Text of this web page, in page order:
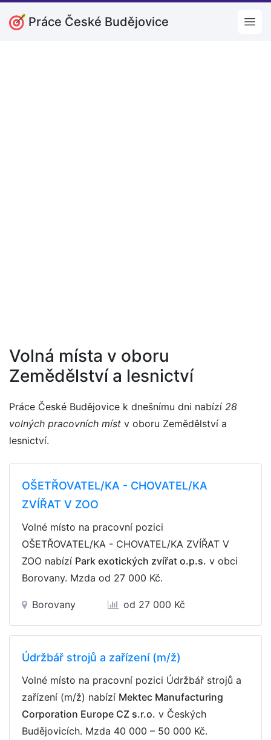
Práce České Budějovice
Volná místa v oboru
Zemědělství a lesnictví
Práce České Budějovice k dnešnímu dni nabízí 28
volných pracovních míst v oboru Zemědělství a
lesnictví.
OŠETŘOVATEL/KA - CHOVATEL/KA
ZVÍŘAT V ZOO
Volné místo na pracovní pozici
OŠETŘOVATEL/KA - CHOVATEL/KA ZVÍŘAT V
ZOO nabízí Park exotických zvířat o.p.s. v obci
Borovany. Mzda od 27 000 Kč.
Borovany od 27 000 Kč
Údržbář strojů a zařízení (m/ž)
Volné místo na pracovní pozici Údržbář strojů a
zařízení (m/ž) nabízí Mektec Manufacturing
Corporation Europe CZ s.r.o. v Českých
Budějovicích. Mzda 40 000 – 50 000 Kč.